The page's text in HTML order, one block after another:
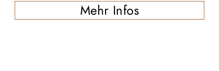
Mehr Infos